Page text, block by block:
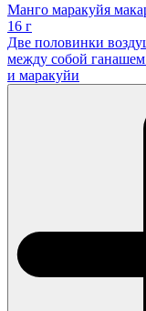
Манго маракуйя
16 г
Две половинки
между собой
и маракуйи